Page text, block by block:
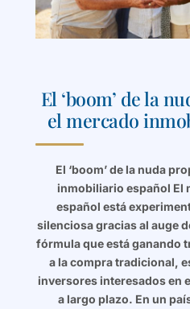
El ‘boom’ de la
el mercado
El ‘boom’ de la nuda
inmobiliario español El
español está
silenciosa gracias al auge
fórmula que está ganando
a la compra tradicional,
inversores interesados en
a largo plazo. En un